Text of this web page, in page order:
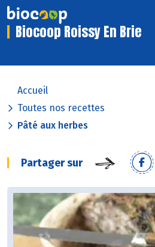
Biocoop Roissy En Brie
Accueil
Toutes nos recettes
Pâté aux herbes
Partager sur